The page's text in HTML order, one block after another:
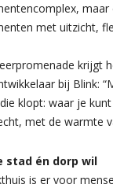
met uitzicht,
krijgt
bij Blink:
klopt: waar je
met de warmte
stad én dorp wil
is er voor